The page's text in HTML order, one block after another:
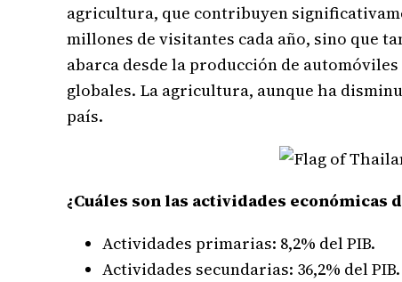
agricultura, que contribuyen
millones de visitantes cada año, sino que
abarca desde la producción de
globales. La agricultura, aunque ha
país.
¿Cuáles son las actividades económicas
Actividades primarias: 8,2% del PIB.
Actividades secundarias: 36,2% del PIB.